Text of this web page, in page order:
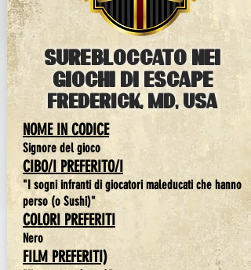
SUREBLOCCATO NEI
GIOCHI DI ESCAPE
FREDERICK, MD, USA
NOME IN CODICE
Signore del gioco
CIBO/I PREFERITO/I
"I sogni infranti di giocatori maleducati che hanno
perso (o Sushi)"
COLORI PREFERITI
Nero
FILM PREFERITI)